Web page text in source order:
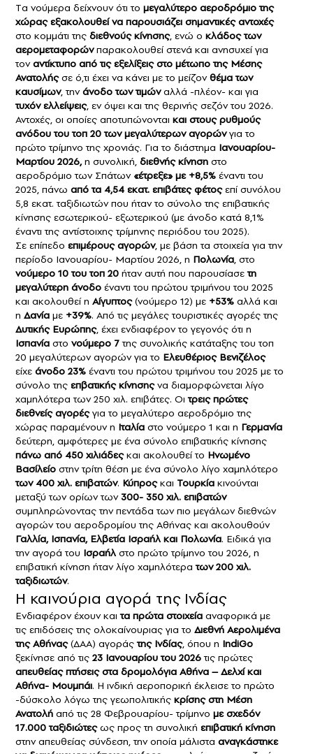
Tα νούμερα δείχνουν ότι το μεγαλύτερο αεροδρόμιοτης
χώρας εξακολουθεί να παρουσιάζει σημαντικές αντοχές
στο κομμάτι της διεθνούς κίνησης, ενώ ο κλάδος των
αερομεταφορώνπαρακολουθεί στενά και ανησυχεί για
τοναντίκτυπο από τις εξελίξεις στο μέτωπο της Μέσης
Ανατολήςσε ό,τι έχει να κάνει με το μείζονθέμα των
καυσίμων, τηνάνοδο των τιμώναλλά -πλέον- και για
τυχόν ελλείψεις, εν όψει και της θερινής σεζόν του 2026.
Αντοχές, οι οποίες αποτυπώνονται και στους ρυθμούς
ανόδου του τοπ 20 των μεγαλύτερων αγορώνγια το
πρώτο τρίμηνο της χρονιάς. Για το διάστημα Ιανουαρίου-
Μαρτίου 2026,η συνολική, διεθνής κίνηση στο
αεροδρόμιο των Σπάτων «έτρεξε» με +8,5% έναντι του
2025, πάνω από τα 4,54 εκατ. επιβάτες φέτοςεπί συνόλου
5,8 εκατ. ταξιδιωτών που ήταν το σύνολο της επιβατικής
κίνησης εσωτερικού- εξωτερικού (με άνοδο κατά 8,1%
έναντι της αντίστοιχης τρίμηνης περιόδου του 2025).
Σε επίπεδο επιμέρους αγορών, με βάση τα στοιχεία για την
περίοδο Ιανουαρίου- Μαρτίου 2026, η Πολωνία, στο
νούμερο 10 του τοπ 20 ήταν αυτή που παρουσίασετη
μεγαλύτερη άνοδο έναντι του πρώτου τριμήνου του 2025
και ακολουθεί η Αίγυπτος(νούμερο 12) με +53% αλλά και
η Δανία με +39%. Από τις μεγάλες τουριστικές αγορές της
Δυτικής Ευρώπης, έχει ενδιαφέρον το γεγονός ότι η
Ισπανία στο νούμερο 7της συνολικής κατάταξης του τοπ
20 μεγαλύτερων αγορών για το Ελευθέριος Βενιζέλος
είχε άνοδο 23% έναντι του πρώτου τριμήνου του 2025 με το
σύνολο της επβατικής κίνησης να διαμορφώνεται λίγο
χαμηλότερα των 250 χιλ. επιβάτες. Οιτρεις πρώτες
διεθνείς αγορέςγια το μεγαλύτερο αεροδρόμιο της
χώρας παραμένουν η Ιταλία στο νούμερο 1 και η Γερμανία
δεύτερη, αμφότερες με ένα σύνολο επιβατικής κίνησης
πάνω από 450 χιλιάδεςκαι ακολουθεί το Ηνωμένο
Βασίλείο στην τρίτη θέση με ένα σύνολο λίγο χαμηλότερο
των 400 χιλ. επιβατών. Κύπροςκαι Τουρκία κινούνται
μεταξύ των ορίων των 300- 350 χιλ. επιβατών
συμπληρώνοντας την πεντάδα των πιο μεγάλων διεθνών
αγορών του αεροδρομίου της Αθήνας και ακολουθούν
Γαλλία, Ισπανία, Ελβετία Ισραήλ και Πολωνία. Ειδικά για
την αγορά του Ισραήλ στο πρώτο τρίμηνο του 2026, η
επιβατική κίνηση ήταν λίγο χαμηλότερατων 200 χιλ.
ταξιδιωτών.
Η καινούρια αγορά της Ινδίας
Ενδιαφέρον έχουν καιτα πρώτα στοιχεία αναφορικά με
τις επιδόσεις της ολοκαίνουριας για το Διεθνή Αερολιμένα
της Αθήνας(ΔΑΑ) αγοράςτης Ινδίας, όπου η IndiGo
ξεκίνησε από τις 23 Ιανουαρίου του 2026τις πρώτες
απευθείας πτήσεις στα δρομολόγια Αθήνα – Δελχί και
Αθήνα- Μουμπάι. Η ινδική αεροπορική έκλεισε το πρώτο
-δύσκολο λόγω της γεωπολιτικής κρίσης στη Μέση
Ανατολή από τις 28 Φεβρουαρίου- τρίμηνο με σχεδόν
17.000 ταξιδιώτεςως προς τη συνολική επιβατική κίνηση
στην απευθείας σύνδεση, την οποία μάλιστα αναγκάστηκε